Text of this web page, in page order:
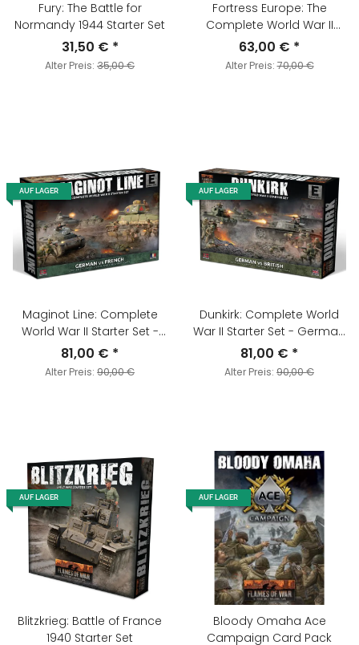
Fury: The Battle for
Normandy 1944 Starter Set
31,50 € *
Alter Preis: 35,00 €
Fortress Europe: The
Complete World War II
Starter Set
63,00 € *
Alter Preis:70,00 €
AUF LAGER
Maginot Line: Complete
World War II Starter Set -
German vs. French
81,00 € *
Alter Preis: 90,00 €
AUF LAGER
Dunkirk: Complete World
War II Starter Set - German
vs. British
81,00 € *
Alter Preis: 90,00 €
AUF LAGER
Blitzkrieg: Battle of France
1940 Starter Set
AUF LAGER
Bloody Omaha Ace
Campaign Card Pack